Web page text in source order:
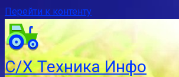
Перейти к контенту
С/Х Техника Инфо